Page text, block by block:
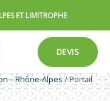
ET LIMITROPHE
DEVIS
– Rhône-Alpes/Portail